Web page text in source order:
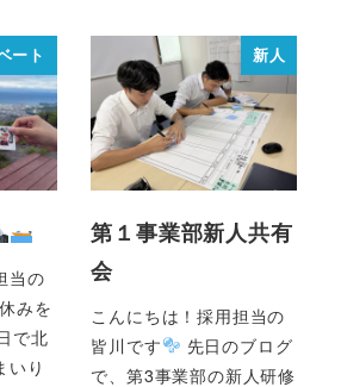
ート
当の
みを
で北
いり
新人
第１事業部新人共有
会
こんにちは！採用担当の
皆川です
先日のブログ
で、第3事業部の新人研修